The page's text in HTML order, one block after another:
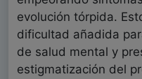
evolución tórpida.
dificultad añadida
de salud mental y
estigmatización del